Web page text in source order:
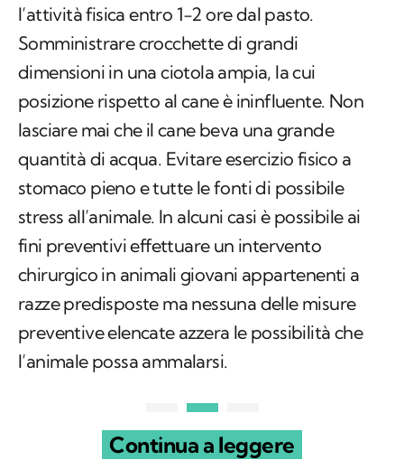
l’attività fisica entro 1-2 ore dal pasto.
Somministrare crocchette di grandi
dimensioni in una ciotola ampia, la cui
posizione rispetto al cane è ininfluente. Non
lasciare mai che il cane beva una grande
quantità di acqua. Evitare esercizio fisico a
stomaco pieno e tutte le fonti di possibile
stress all’animale. In alcuni casi è possibile ai
fini preventivi effettuare un intervento
chirurgico in animali giovani appartenenti a
razze predisposte ma nessuna delle misure
preventive elencate azzera le possibilità che
l’animale possa ammalarsi.
Continua a leggere